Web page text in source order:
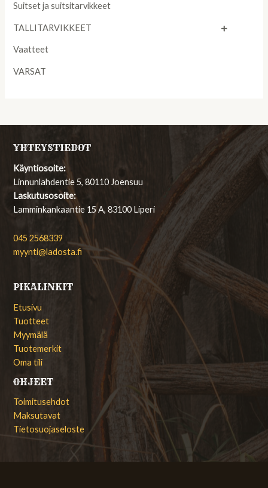
Suitset ja suitsitarvikkeet
TALLITARVIKKEET
Vaatteet
VARSAT
YHTEYSTIEDOT
Käyntiosoite:
Linnunlahdentie 5, 80110 Joensuu
Laskutusosoite:
Lamminkankaantie 15 A, 83100 Liperi
045 2568339
myynti@ladosta.fi
PIKALINKIT
Etusivu
Tuotteet
Myymälä
Tuotemerkit
Oma tili
OHJEET
Toimitusehdot
Maksutavat
Tietosuojaseloste